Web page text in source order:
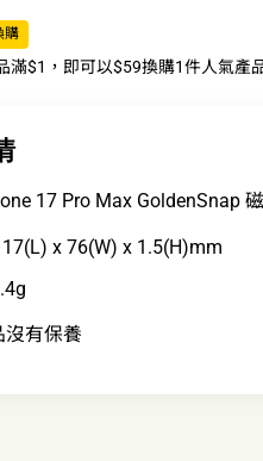
購
滿$1，即可以$59換購1件人氣產
17 Pro Max GoldenSnap
x 76(W) x 1.5(H)mm
沒有保養